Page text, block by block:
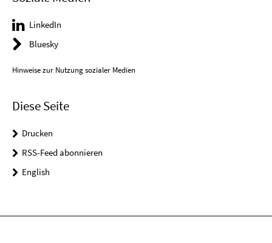
LinkedIn
Bluesky
Hinweise zur Nutzung sozialer Medien
Diese Seite
Drucken
RSS-Feed abonnieren
English